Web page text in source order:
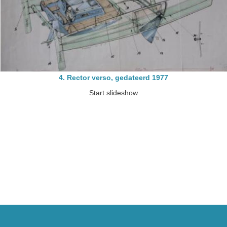
4. Rector verso, gedateerd 1977
Start slideshow